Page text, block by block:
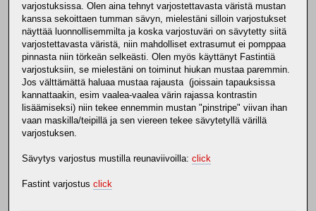
varjostuksissa. Olen aina tehnyt varjostettavasta väristä mustan
kanssa sekoittaen tumman sävyn, mielestäni silloin varjostukset
näyttää luonnollisemmilta ja koska varjostuväri on sävytetty siitä
varjostettavasta väristä, niin mahdolliset extrasumut ei pomppaa
pinnasta niin törkeän selkeästi. Olen myös käyttänyt Fastintiä
varjostuksiin, se mielestäni on toiminut hiukan mustaa paremmin.
Jos välttämättä haluaa mustaa rajausta (joissain tapauksissa
kannattaakin, esim vaalea-vaalea värin rajassa kontrastin
lisäämiseksi) niin tekee ennemmin mustan "pinstripe" viivan ihan
vaan maskilla/teipillä ja sen viereen tekee sävytetyllä värillä
varjostuksen.
Sävytys varjostus mustilla reunaviivoilla: click
Fastint varjostus click